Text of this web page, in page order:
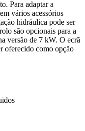
Para adaptar a
vários acessórios
hidráulica pode ser
são opcionais para a
versão de 7 kW. O ecrã
oferecido como opção